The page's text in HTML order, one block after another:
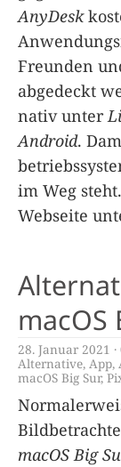
AnyDesk
Freunden
abgedeckt
nativ unter
Android.
im Weg
Webseite
macOS
28. Januar 2021
Alternative, App,
macOS Big Sur,
macOS Big